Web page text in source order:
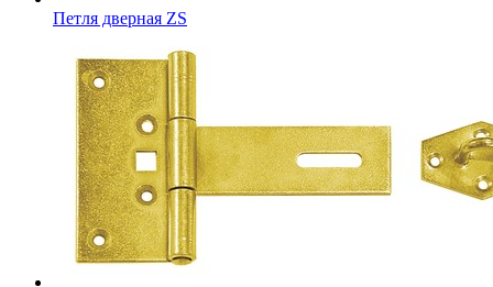
Петля дверная ZS